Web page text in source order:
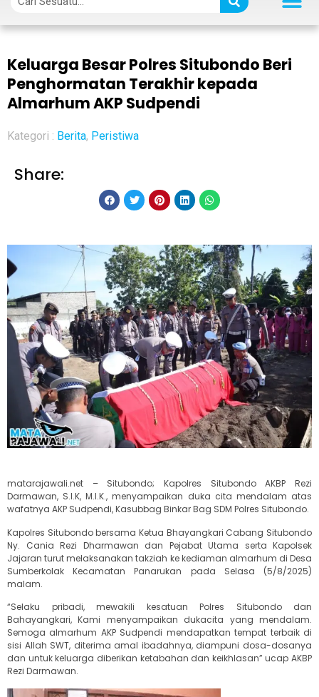
Keluarga Besar Polres Situbondo Beri
Penghormatan Terakhir kepada
Almarhum AKP Sudpendi
Kategori : Berita, Peristiwa
Share:
matarajawali.net – Situbondo; Kapolres Situbondo AKBP Rezi
Darmawan, S.I.K, M.I.K., menyampaikan duka cita mendalam atas
wafatnya AKP Sudpendi, Kasubbag Binkar Bag SDM Polres Situbondo.
Kapolres Situbondo bersama Ketua Bhayangkari Cabang Situbondo
Ny. Cania Rezi Dharmawan dan Pejabat Utama serta Kapolsek
Jajaran turut melaksanakan takziah ke kediaman almarhum di Desa
Sumberkolak Kecamatan Panarukan pada Selasa (5/8/2025)
malam.
“Selaku pribadi, mewakili kesatuan Polres Situbondo dan
Bahayangkari, Kami menyampaikan dukacita yang mendalam.
Semoga almarhum AKP Sudpendi mendapatkan tempat terbaik di
sisi Allah SWT, diterima amal ibadahnya, diampuni dosa-dosanya
dan untuk keluarga diberikan ketabahan dan keikhlasan” ucap AKBP
Rezi Darmawan.